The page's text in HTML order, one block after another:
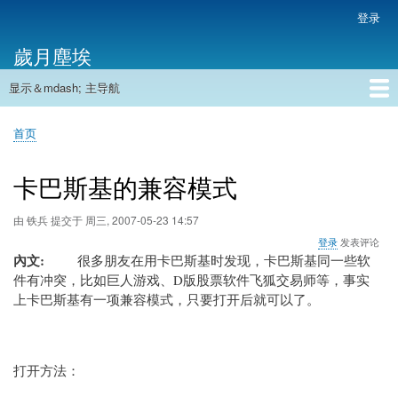
主
内
帐
户
菜
单
登录
歲月塵埃
主
航
显示＆mdash; 主导航
首页
面
屑
首页
卡巴斯基的兼容模式
由 铁兵提交于 周三, 2007-05-23 14:57
登录 发表评论
內文 很多朋友在用卡巴斯基时发现，卡巴斯基同一些软
件有冲突，比如巨人游戏、D版股票软件飞狐交易师等，事实
上卡巴斯基有一项兼容模式，只要打开后就可以了。
打开方法：